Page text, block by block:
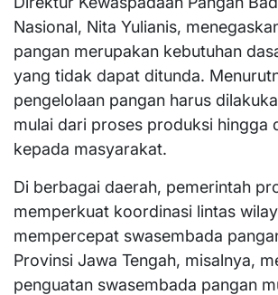
Nasional, Nita Yulianis,
pangan merupakan kebutuhan
yang tidak dapat ditunda.
pengelolaan pangan harus
mulai dari proses produksi hingga
kepada masyarakat.
Di berbagai daerah, pemerintah
memperkuat koordinasi lintas
mempercepat swasembada
Provinsi Jawa Tengah, misalnya,
penguatan swasembada pangan